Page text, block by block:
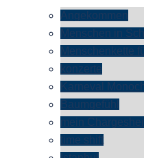
Angekommen
Menschen in
Menschenkette
konzerte
Karneval
Baumgefühl
mein
time shift